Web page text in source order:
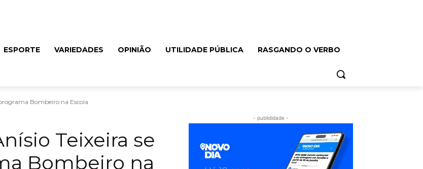
ESPORTE VARIEDADES OPINIÃO UTILIDADE PÚBLICA RASGANDO O VERBO
Bombeiro na Escola
Teixeira se
Bombeiro na
- publididade -